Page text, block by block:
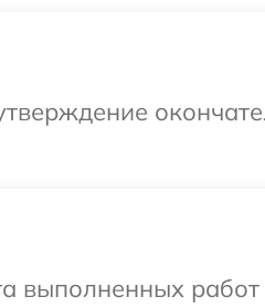
выполненных